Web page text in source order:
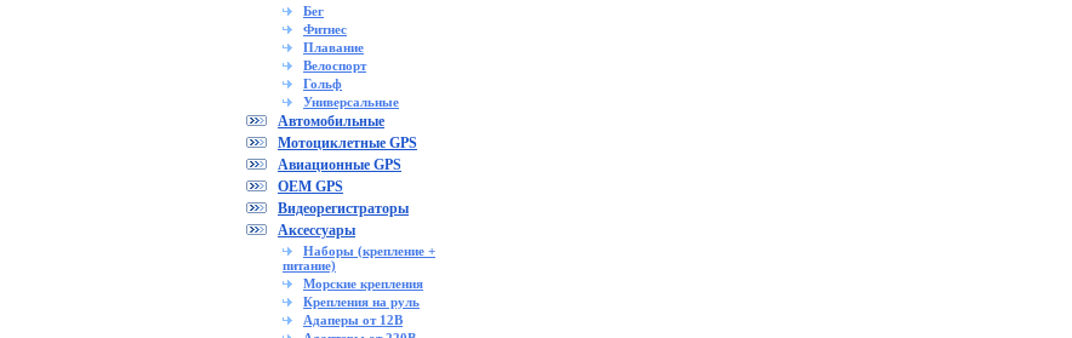
Бег
Фитнес
Плавание
Велоспорт
Гольф
Универсальные
Автомобильные
Мотоциклетные GPS
Авиационные GPS
OEM GPS
Видеорегистраторы
Аксессуары
Наборы (крепление +
питание)
Морские крепления
Крепления на руль
Адаперы от 12В